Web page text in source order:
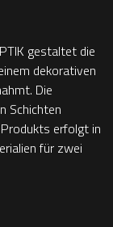
gestaltet die
dekorativen
Die
Schichten
erfolgt in
für zwei